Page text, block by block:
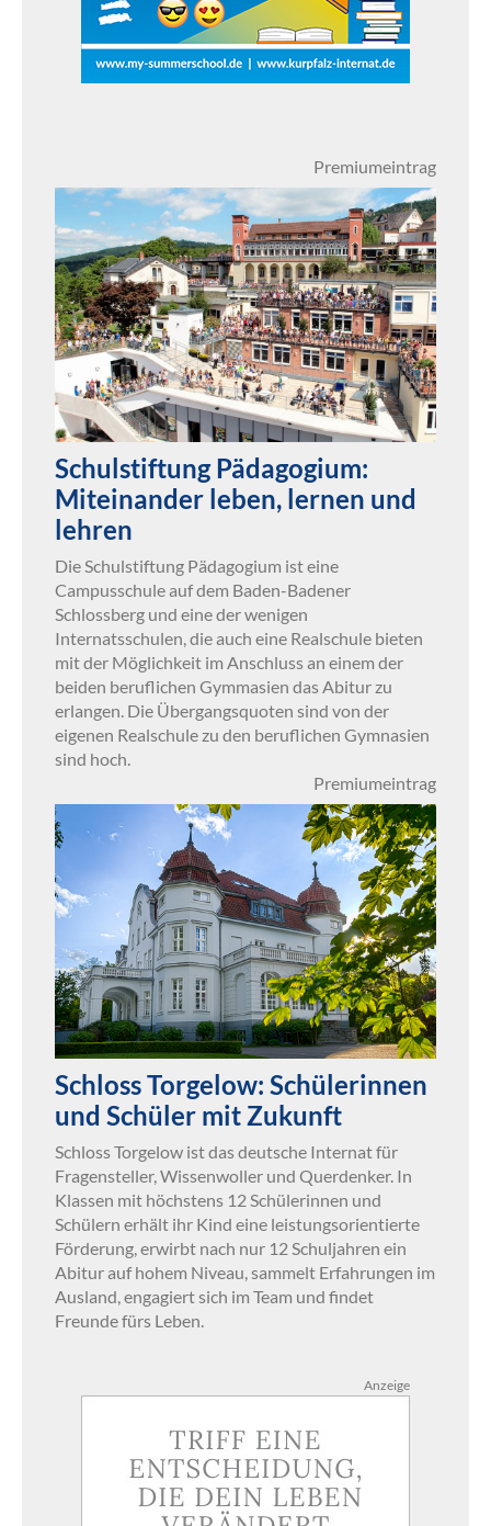
Premiumeintrag
Schulstiftung Pädagogium:
Miteinander leben, lernen und
lehren
Die Schulstiftung Pädagogium ist eine
Campusschule auf dem Baden-Badener
Schlossberg und eine der wenigen
Internatsschulen, die auch eine Realschule bieten
mit der Möglichkeit im Anschluss an einem der
beiden beruflichen Gymmasien das Abitur zu
erlangen. Die Übergangsquoten sind von der
eigenen Realschule zu den beruflichen Gymnasien
sind hoch.
Premiumeintrag
Schloss Torgelow: Schülerinnen
und Schüler mit Zukunft
Schloss Torgelow ist das deutsche Internat für
Fragensteller, Wissenwoller und Querdenker. In
Klassen mit höchstens 12 Schülerinnen und
Schülern erhält ihr Kind eine leistungsorientierte
Förderung, erwirbt nach nur 12 Schuljahren ein
Abitur auf hohem Niveau, sammelt Erfahrungen im
Ausland, engagiert sich im Team und findet
Freunde fürs Leben.
Anzeige